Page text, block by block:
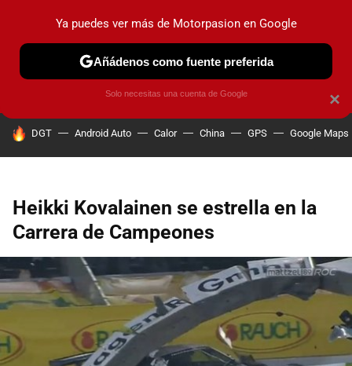
PRUEBAS COCHES ELÉCTRICOS OBSERVATORIO
HOY SE HABLA DE
DGT Android Auto Calor China GPS Google Maps
Heikki Kovalainen se estrella en la
Carrera de Campeones
×
Ya puedes ver más de Motorpasion en Google
Añádenos como fuente preferida
Solo necesitas una cuenta de Google